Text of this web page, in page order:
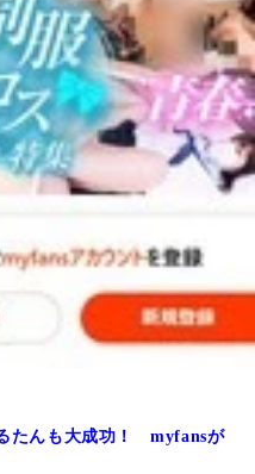
たんも大成功！ myfansが